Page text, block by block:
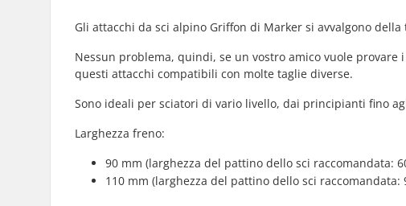
Gli attacchi da sci alpino Griffon di Marker si avvalgono
Nessun problema, quindi, se un vostro amico vuole
questi attacchi compatibili con molte taglie diverse.
Sono ideali per sciatori di vario livello, dai principianti fino
Larghezza freno:
90 mm (larghezza del pattino dello sci raccomandata:
110 mm (larghezza del pattino dello sci raccomandata: